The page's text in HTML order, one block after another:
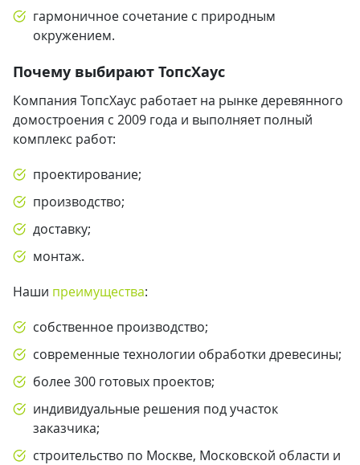
гармоничное сочетание с природным
окружением.
Почему выбирают ТопсХаус
Компания ТопсХаус работает на рынке деревянного
домостроения с 2009 года и выполняет полный
комплекс работ:
проектирование;
производство;
доставку;
монтаж.
Наши преимущества:
собственное производство;
современные технологии обработки древесины;
более 300 готовых проектов;
индивидуальные решения под участок
заказчика;
строительство по Москве, Московской области и